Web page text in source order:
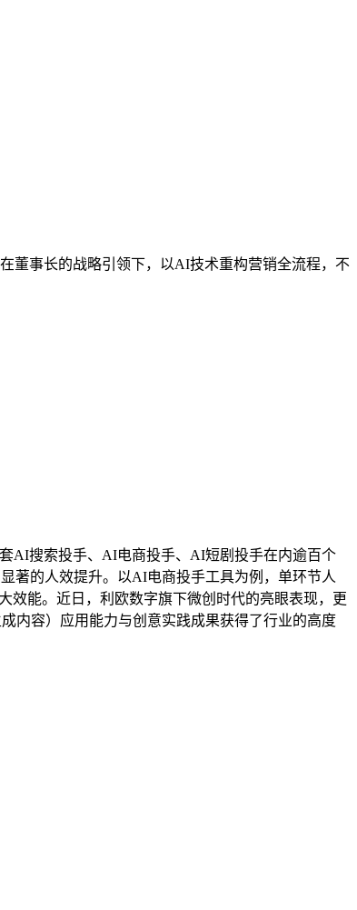
事长的战略引领下，以AI技术重构营销全流程，不
AI搜索投手、AI电商投手、AI短剧投手在内逾百个
著的人效提升。以AI电商投手工具为例，单环节人
效能。近日，利欧数字旗下微创时代的亮眼表现，更
内容）应用能力与创意实践成果获得了行业的高度